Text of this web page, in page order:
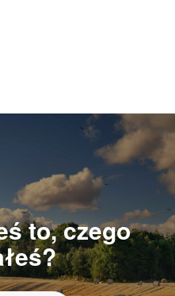
to, czego